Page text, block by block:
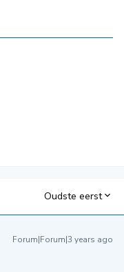
Oudste eerst
Forum|Forum|3 years ago